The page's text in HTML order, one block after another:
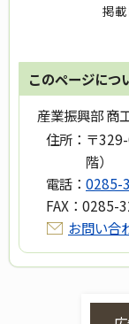
掲
このページにつ
産業振興部 商
住所： 〒
階）
電話： 0285-
FAX： 0285-
お問い合